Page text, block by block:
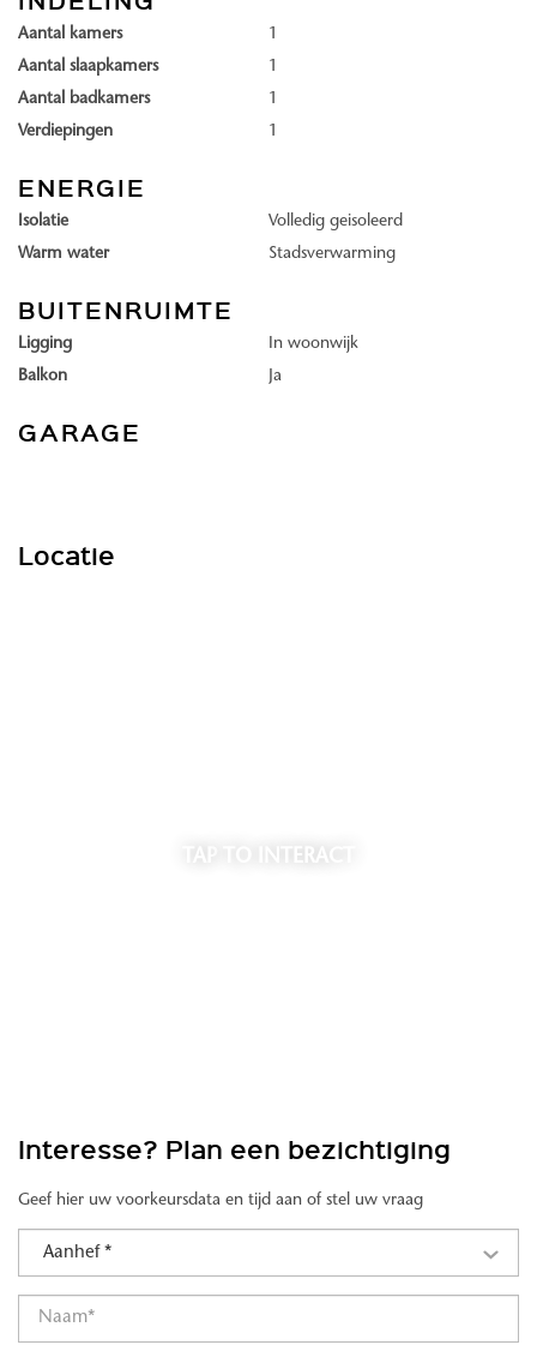
komt aan de Fokkerhaven, een mooie plek waar je ook PuuRR aan
de Binck en Restaurant Glaswerk vindt. Het gebied, aan de rand van
Den Haag en grenzend aan Voorburg, is straks dus in niks meer te
werken én leven.
groen van planten en natuur. Groen in, op, en aan het gebouw.
dat dieren en planten hun plek kunnen vinden en dat het gebouw
niet als obstakel werkt maar juist als verbinder. Tussen het gebouw,
Aantal kamers
1
Aantal slaapkamers
1
Aantal badkamers
1
Verdiepingen
1
ENERGIE
Isolatie
Volledig geisoleerd
Warm water
Stadsverwarming
BUITENRUIMTE
Ligging
In woonwijk
Balkon
Ja
GARAGE
Locatie
TAP TO INTERACT
Interesse? Plan een bezichtiging
Geef hier uw voorkeursdata en tijd aan of stel uw vraag
Aanhef *